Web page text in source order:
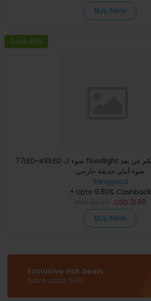
Buy Now
Save 45%
77LED~410LED ضوء ك floodlight شمسي مع جهاز تحكم عن بعد
ضوء أمان حديقة خارجي
Banggood
+ Upto 9.80% Cashback
USD 21.99
Buy Now